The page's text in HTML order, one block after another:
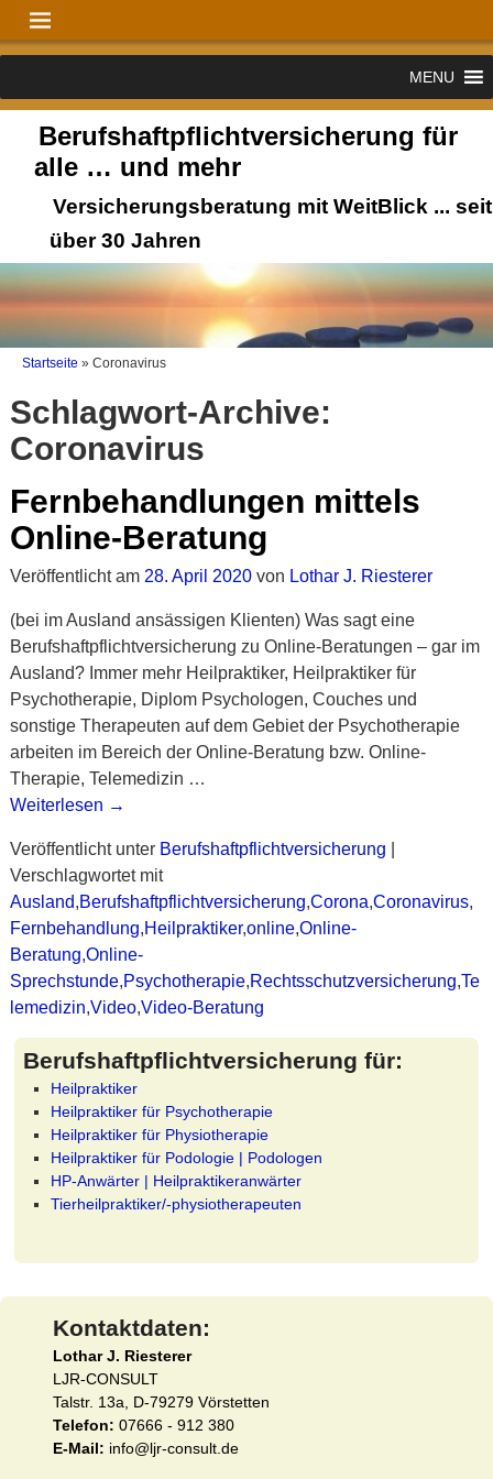
MENU
Berufshaftpflichtversicherung für
alle … und mehr
Versicherungsberatung mit WeitBlick ... seit
über 30 Jahren
Startseite » Coronavirus
Schlagwort-Archive:
Coronavirus
Fernbehandlungen mittels
Online-Beratung
Veröffentlicht am 28. April 2020 von Lothar J. Riesterer
(bei im Ausland ansässigen Klienten) Was sagt eine
Berufshaftpflichtversicherung zu Online-Beratungen – gar im
Ausland? Immer mehr Heilpraktiker, Heilpraktiker für
Psychotherapie, Diplom Psychologen, Couches und
sonstige Therapeuten auf dem Gebiet der Psychotherapie
arbeiten im Bereich der Online-Beratung bzw. Online-
Therapie, Telemedizin …
Weiterlesen →
Veröffentlicht unter Berufshaftpflichtversicherung
Verschlagwortet mit
Ausland,Berufshaftpflichtversicherung,Corona,Coronavirus,
Fernbehandlung,Heilpraktiker,online,Online-
Beratung,Online-
Sprechstunde,Psychotherapie,Rechtsschutzversicherung,Te
lemedizin,Video,Video-Beratung
Berufshaftpflichtversicherung für:
Heilpraktiker
Heilpraktiker für Psychotherapie
Heilpraktiker für Physiotherapie
Heilpraktiker für Podologie | Podologen
HP-Anwärter | Heilpraktikeranwärter
Tierheilpraktiker/-physiotherapeuten
Kontaktdaten:
Lothar J. Riesterer
LJR-CONSULT
Talstr. 13a, D-79279 Vörstetten
Telefon: 07666 - 912 380
E-Mail: info@ljr-consult.de